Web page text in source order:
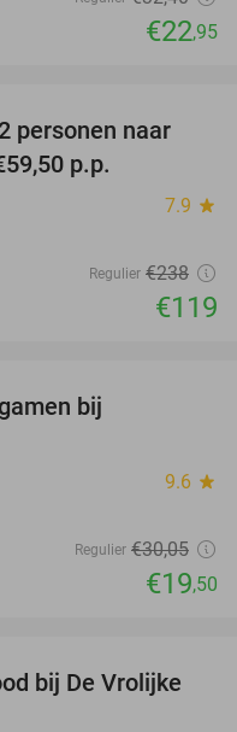
€22,95
50%
personen naar
p.p.
7.9 star
Regulier €238
€119
bij
9.6 star
Regulier €30,05
€19,50
41%
bij De Vrolijke